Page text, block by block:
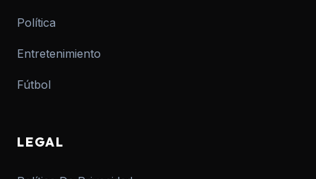
Política
Entretenimiento
Fútbol
LEGAL